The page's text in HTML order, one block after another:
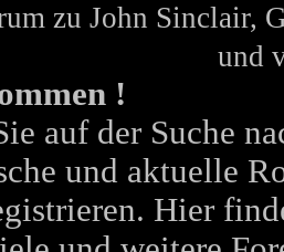
zu John Sinclair,
und
!
auf der Suche
und aktuelle
Hier